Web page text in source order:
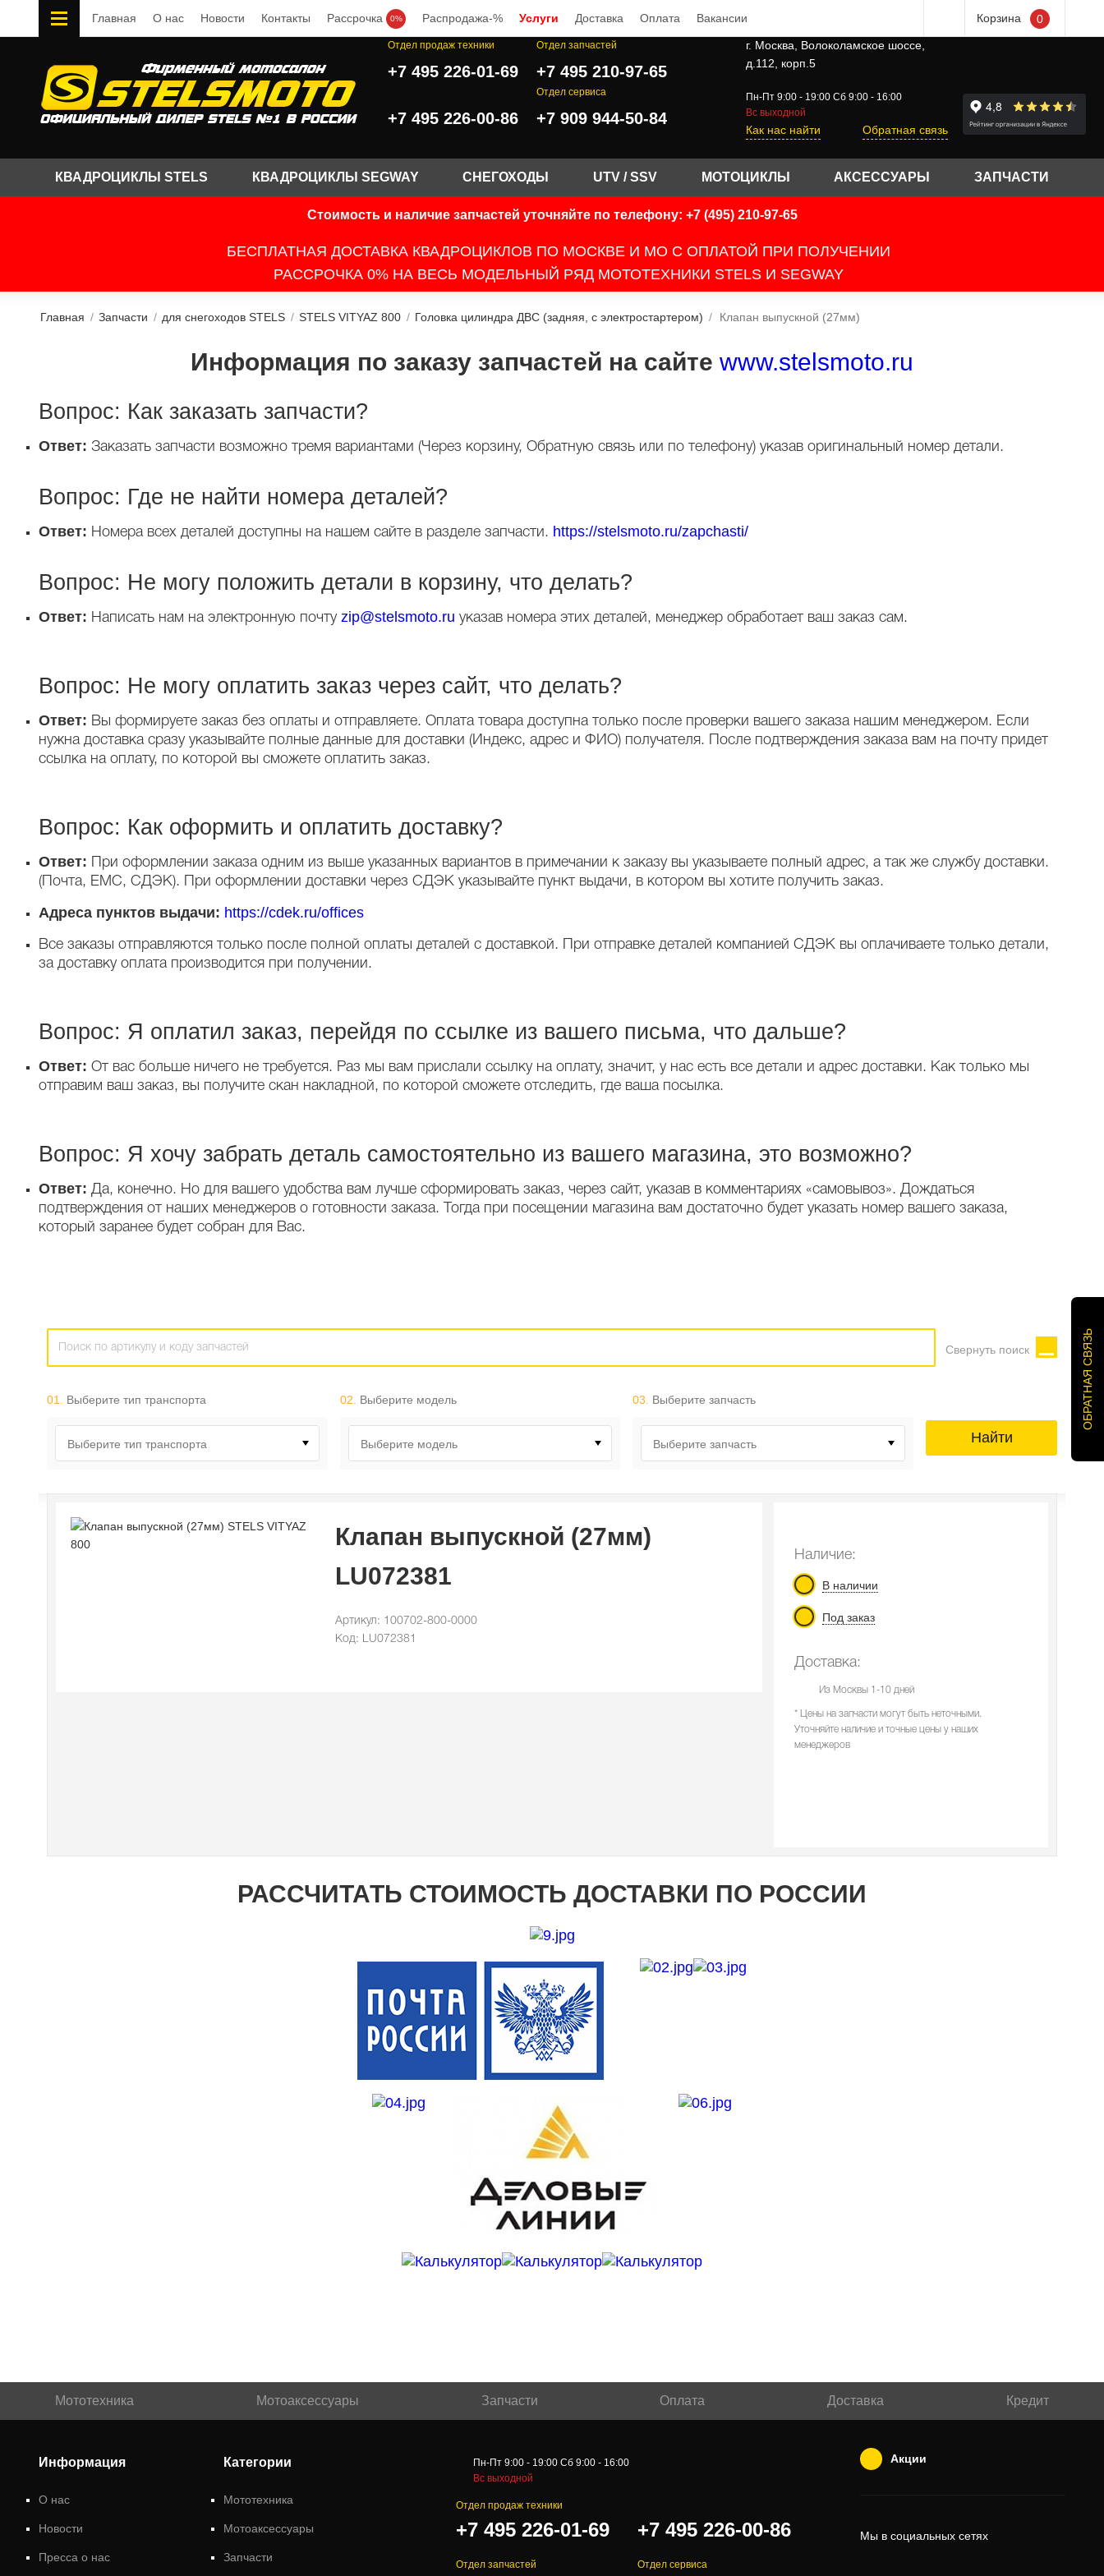
Главная О нас Новости Контакты Рассрочка 0% Распродажа-% Услуги Доставка Оплата Вакансии Корзина 0
Отдел продаж техники
+7 495 226-01-69
Отдел запчастей
+7 495 210-97-65
+7 495 226-00-86
Отдел сервиса
+7 909 944-50-84
г. Москва, Волоколамское шоссе,
д.112, корп.5
Пн-Пт 9:00 - 19:00 Сб 9:00 - 16:00
Вс выходной
Как нас найти Обратная связь
КВАДРОЦИКЛЫ STELS КВАДРОЦИКЛЫ SEGWAY СНЕГОХОДЫ UTV / SSV МОТОЦИКЛЫ АКСЕССУАРЫ ЗАПЧАСТИ
Стоимость и наличие запчастей уточняйте по телефону: +7 (495) 210-97-65
БЕСПЛАТНАЯ ДОСТАВКА КВАДРОЦИКЛОВ ПО МОСКВЕ И МО С ОПЛАТОЙ ПРИ ПОЛУЧЕНИИ
РАССРОЧКА 0% НА ВЕСЬ МОДЕЛЬНЫЙ РЯД МОТОТЕХНИКИ STELS И SEGWAY
Главная / Запчасти / для снегоходов STELS / STELS VITYAZ 800 / Головка цилиндра ДВС (задняя, с электростартером) / Клапан выпускной (27мм)
Информация по заказу запчастей на сайте www.stelsmoto.ru
Вопрос: Как заказать запчасти?
Ответ: Заказать запчасти возможно тремя вариантами (Через корзину, Обратную связь или по телефону) указав оригинальный номер детали.
Вопрос: Где не найти номера деталей?
Ответ: Номера всех деталей доступны на нашем сайте в разделе запчасти. https://stelsmoto.ru/zapchasti/
Вопрос: Не могу положить детали в корзину, что делать?
Ответ: Написать нам на электронную почту zip@stelsmoto.ru указав номера этих деталей, менеджер обработает ваш заказ сам.
Вопрос: Не могу оплатить заказ через сайт, что делать?
Ответ: Вы формируете заказ без оплаты и отправляете. Оплата товара доступна только после проверки вашего заказа нашим менеджером. Если
нужна доставка сразу указывайте полные данные для доставки (Индекс, адрес и ФИО) получателя. После подтверждения заказа вам на почту придет
ссылка на оплату, по которой вы сможете оплатить заказ.
Вопрос: Как оформить и оплатить доставку?
Ответ:
При оформлении заказа одним из выше указанных вариантов в примечании к заказу вы указываете полный адрес, а так же службу доставки.
(Почта, ЕМС, СДЭК). При оформлении доставки через СДЭК указывайте пункт выдачи, в котором вы хотите получить заказ.
Адреса пунктов выдачи: https://cdek.ru/offices
Все заказы отправляются только после полной оплаты деталей с доставкой. При отправке деталей компанией СДЭК вы оплачиваете только детали,
за доставку оплата производится при получении.
Вопрос: Я оплатил заказ, перейдя по ссылке из вашего письма, что дальше?
Ответ: От вас больше ничего не требуется. Раз мы вам прислали ссылку на оплату, значит, у нас есть все детали и адрес доставки. Как только мы
отправим ваш заказ, вы получите скан накладной, по которой сможете отследить, где ваша посылка.
Вопрос: Я хочу забрать деталь самостоятельно из вашего магазина, это возможно?
Ответ: Да, конечно. Но для вашего удобства вам лучше сформировать заказ, через сайт, указав в комментариях «самовывоз». Дождаться
подтверждения от наших менеджеров о готовности заказа. Тогда при посещении магазина вам достаточно будет указать номер вашего заказа,
который заранее будет собран для Вас.
Свернуть поиск
01. Выберите тип транспорта
Выберите тип транспорта
02. Выберите модель
Выберите модель
03. Выберите запчасть
Выберите запчасть Найти
Клапан выпускной (27мм)
LU072381
Артикул: 100702-800-0000
Код: LU072381
Наличие:
В наличии
Под заказ
Доставка:
Из Москвы 1-10 дней
* Цены на запчасти могут быть неточными.
Уточняйте наличие и точные цены у наших
менеджеров
РАССЧИТАТЬ СТОИМОСТЬ ДОСТАВКИ ПО РОССИИ
Мототехника Мотоаксессуары Запчасти Оплата Доставка Кредит
Информация
О нас
Новости
Пресса о нас
Категории
Мототехника
Мотоаксессуары
Запчасти
Пн-Пт 9:00 - 19:00 Сб 9:00 - 16:00
Вс выходной
Отдел продаж техники
+7 495 226-01-69 +7 495 226-00-86
Отдел запчастей Отдел сервиса
Акции
Мы в социальных сетях
ОБРАТНАЯ СВЯЗЬ